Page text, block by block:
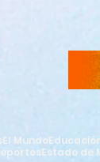
El Mundo
Estado de